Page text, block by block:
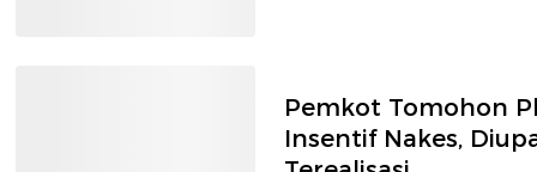
Pemkot Tomohon
Insentif Nakes,